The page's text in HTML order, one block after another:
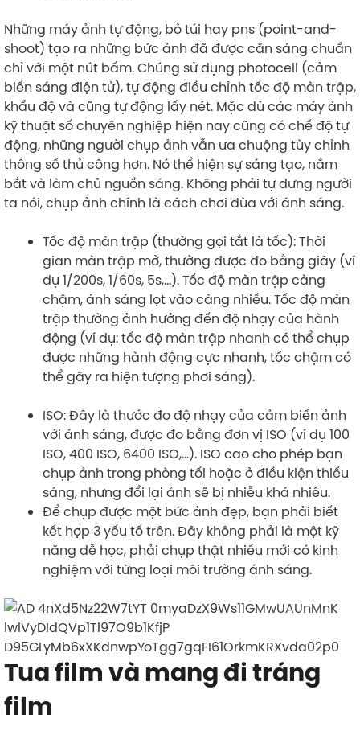
Những máy ảnh tự động, bỏ túi hay pns (point-and-
shoot) tạo ra những bức ảnh đã được căn sáng chuẩn
chỉ với một nút bấm. Chúng sử dụng photocell (cảm
biến sáng điện tử), tự động điều chỉnh tốc độ màn trập,
khẩu độ và cũng tự động lấy nét. Mặc dù các máy ảnh
kỹ thuật số chuyên nghiệp hiện nay cũng có chế độ tự
động, những người chụp ảnh vẫn ưa chuộng tùy chỉnh
thông số thủ công hơn. Nó thể hiện sự sáng tạo, nắm
bắt và làm chủ nguồn sáng. Không phải tự dưng người
ta nói, chụp ảnh chính là cách chơi đùa với ánh sáng.
Tốc độ màn trập (thường gọi tắt là tốc): Thời
gian màn trập mở, thường được đo bằng giây (ví
dụ 1/200s, 1/60s, 5s,…). Tốc độ màn trập càng
chậm, ánh sáng lọt vào càng nhiều. Tốc độ màn
trập thường ảnh hưởng đến độ nhạy của hành
động (ví dụ: tốc độ màn trập nhanh có thể chụp
được những hành động cực nhanh, tốc chậm có
thể gây ra hiện tượng phơi sáng).
ISO: Đây là thước đo độ nhạy của cảm biến ảnh
với ánh sáng, được đo bằng đơn vị ISO (ví dụ 100
ISO, 400 ISO, 6400 ISO,…). ISO cao cho phép bạn
chụp ảnh trong phòng tối hoặc ở điều kiện thiếu
sáng, nhưng đổi lại ảnh sẽ bị nhiễu khá nhiều.
Để chụp được một bức ảnh đẹp, bạn phải biết
kết hợp 3 yếu tố trên. Đây không phải là một kỹ
năng dễ học, phải chụp thật nhiều mới có kinh
nghiệm với từng loại môi trường ánh sáng.
Tua film và mang đi tráng
film